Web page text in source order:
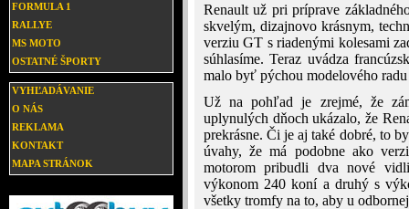
FORMULA 1
RALLYE
MS MOTO
OSTATNÉ ŠPORTY
VYHĽADÁVANIE
O NÁS
REKLAMA
KONTAKT
MAPA STRÁNOK
Renault už pri príprave
skvelým, dizajnovo krásnym,
verziu GT s riadenými kolesami
súhlasíme. Teraz uvádza
malo byť pýchou modelového
Už na pohľad je zrejmé, že
uplynulých dňoch ukázalo, že
prekrásne. Či je aj také dobré, to
úvahy, že má podobne ako
motorom pribudli dva nové
výkonom 240 koní a druhý s
všetky tromfy na to, aby u